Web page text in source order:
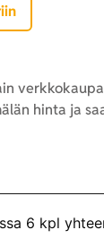
hinta ja
6 kpl